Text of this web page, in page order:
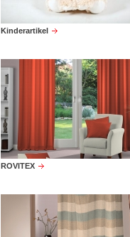
Kinderartikel
ROVITEX